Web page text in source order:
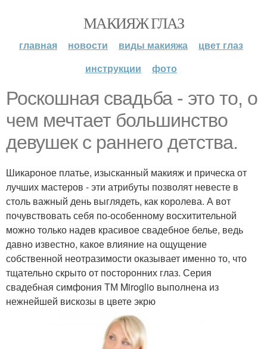
МАКИЯЖ ГЛАЗ
главная новости виды макияжа
цвет глаз
инструкции
фото
Роскошная свадьба - это то, о
чем мечтает большинство
девушек с раннего детства.
Шикароное платье, изысканный макияж и прическа от
лучших мастеров - эти атрибуты позволят невесте в
столь важный день выглядеть, как королева. А вот
почувствовать себя по-особенному восхитительной
можно только надев красивое свадебное белье, ведь
давно известно, какое влияние на ощущение
собственной неотразимости оказывает именно то, что
тщательно скрыто от посторонних глаз. Серия
свадебная симфония ТМ Miroglio выполнена из
нежнейшей вискозы в цвете экрю